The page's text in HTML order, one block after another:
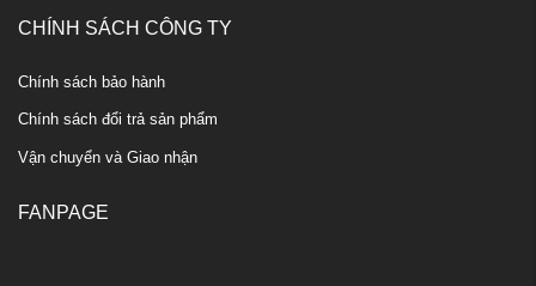
CHÍNH SÁCH CÔNG TY
Chính sách bảo hành
Chính sách đổi trả sản phẩm
Vận chuyển và Giao nhận
FANPAGE